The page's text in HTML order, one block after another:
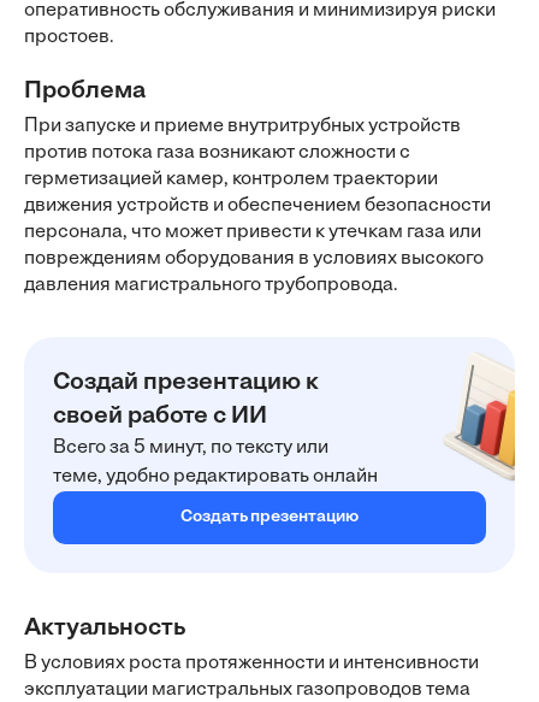
оперативность обслуживания и минимизируя риски
простоев.
Проблема
При запуске и приеме внутритрубных устройств
против потока газа возникают сложности с
герметизацией камер, контролем траектории
движения устройств и обеспечением безопасности
персонала, что может привести к утечкам газа или
повреждениям оборудования в условиях высокого
давления магистрального трубопровода.
Создай презентацию к
своей работе с ИИ
Всего за 5 минут, по тексту или
теме, удобно редактировать онлайн
Создать презентацию
Актуальность
В условиях роста протяженности и интенсивности
эксплуатации магистральных газопроводов тема